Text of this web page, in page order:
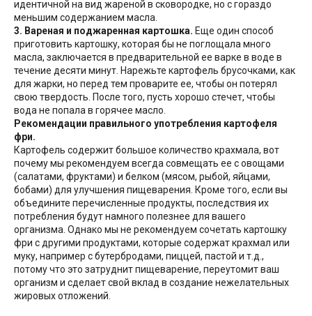
идентичной на вид жареной в сковородке, но с гораздо
меньшим содержанием масла.
3. Вареная и поджаренная картошка. Еще один способ
приготовить картошку, которая бы не поглощала много
масла, заключается в предварительной ее варке в воде в
течение десяти минут. Нарежьте картофель брусочками, как
для жарки, но перед тем проварите ее, чтобы он потерял
свою твердость. После того, пусть хорошо стечет, чтобы
вода не попала в горячее масло.
Рекомендации правильного употребления картофеля
фри.
Картофель содержит большое количество крахмала, вот
почему мы рекомендуем всегда совмещать ее с овощами
(салатами, фруктами) и белком (мясом, рыбой, яйцами,
бобами) для улучшения пищеварения. Кроме того, если вы
объедините перечисленные продукты, последствия их
потребления будут намного полезнее для вашего
организма. Однако мы не рекомендуем сочетать картошку
фри с другими продуктами, которые содержат крахмал или
муку, например с бутербродами, пиццей, пастой и т.д.,
потому что это затруднит пищеварение, переутомит ваш
организм и сделает свой вклад в создание нежелательных
жировых отложений.